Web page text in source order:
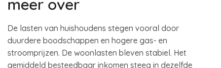
meer over
De lasten van huishoudens stegen vooral door
duurdere boodschappen en hogere gas- en
stroomprijzen. De woonlasten bleven stabiel. Het
gemiddeld besteedbaar inkomen steeg in dezelfde